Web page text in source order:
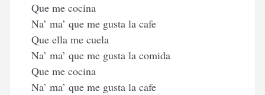
Que me cocina
Na’ ma’ que me gusta la cafe
Que ella me cuela
Na’ ma’ que me gusta la comida
Que me cocina
Na’ ma’ que me gusta la cafe